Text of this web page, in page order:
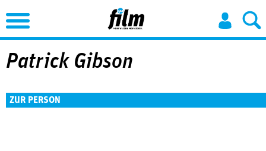
Jump to Navigation
Patrick Gibson
ZUR PERSON